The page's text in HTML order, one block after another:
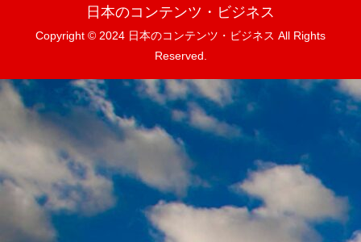
日本のコンテンツ・ビジネス
Copyright © 2024 日本のコンテンツ・ビジネス All Rights
Reserved.